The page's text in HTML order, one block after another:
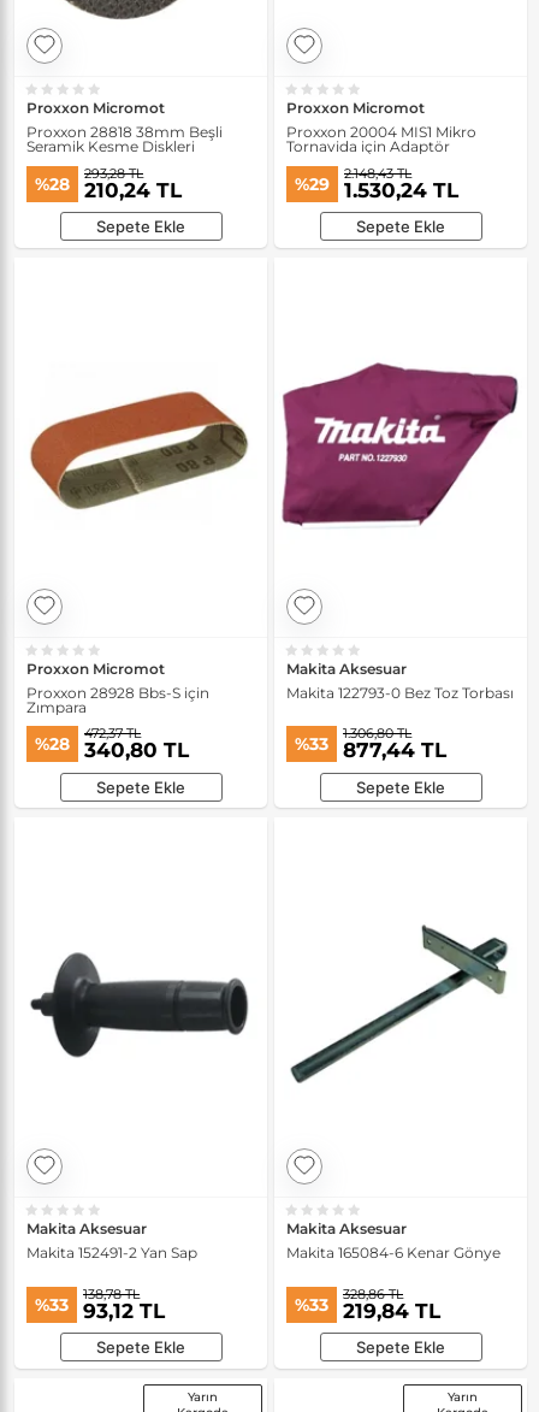
Proxxon Micromot
Proxxon 28818 38mm Beşli
Seramik Kesme Diskleri
%28 293,28 TL
210,24 TL
Sepete Ekle
Proxxon Micromot
Proxxon 20004 MIS1 Mikro
Tornavida için Adaptör
%29 2.148,43 TL
1.530,24 TL
Sepete Ekle
Proxxon Micromot
Proxxon 28928 Bbs-S için
Zımpara
%28 472,37 TL
340,80 TL
Sepete Ekle
Makita Aksesuar
Makita 122793-0 Bez Toz Torbası
%33 1.306,80 TL
877,44 TL
Sepete Ekle
Makita Aksesuar
Makita 152491-2 Yan Sap
%33 138,78 TL
93,12 TL
Sepete Ekle
Makita Aksesuar
Makita 165084-6 Kenar Gönye
%33 328,86 TL
219,84 TL
Sepete Ekle
Yarın
Yarın